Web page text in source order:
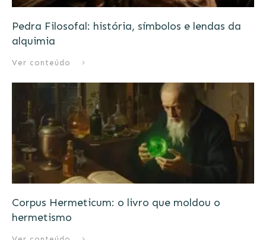
Pedra Filosofal: história, símbolos e lendas da
alquimia
Ver conteúdo
Corpus Hermeticum: o livro que moldou o
hermetismo